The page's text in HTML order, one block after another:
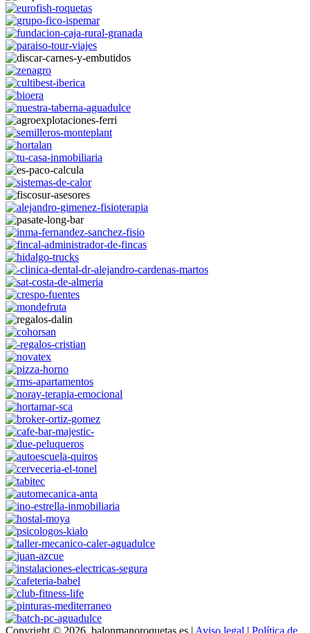
Copyright © 2026, balonmanoroquetas.es | Aviso legal | Política de